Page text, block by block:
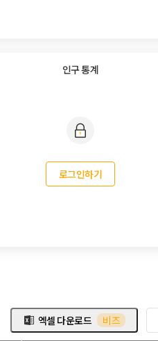
인구 통계
로그인하기
엑셀 다운로드 비즈